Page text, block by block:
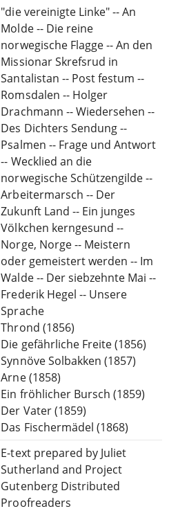
"die vereinigte Linke" -- An
Molde -- Die reine
norwegische Flagge -- An den
Missionar Skrefsrud in
Santalistan -- Post festum --
Romsdalen -- Holger
Drachmann -- Wiedersehen --
Des Dichters Sendung --
Psalmen -- Frage und Antwort
-- Wecklied an die
norwegische Schützengilde --
Arbeitermarsch -- Der
Zukunft Land -- Ein junges
Völkchen kerngesund --
Norge, Norge -- Meistern
oder gemeistert werden -- Im
Walde -- Der siebzehnte Mai --
Frederik Hegel -- Unsere
Sprache
Thrond (1856)
Die gefährliche Freite (1856)
Synnöve Solbakken (1857)
Arne (1858)
Ein fröhlicher Bursch (1859)
Der Vater (1859)
Das Fischermädel (1868)
E-text prepared by Juliet
Sutherland and Project
Gutenberg Distributed
Proofreaders